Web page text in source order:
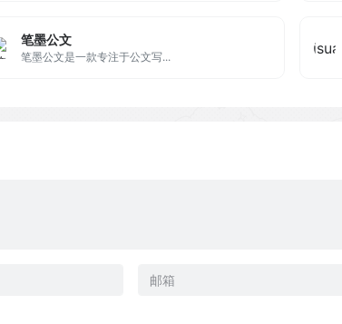
笔墨公文
笔墨公文是一款专注于公文写...